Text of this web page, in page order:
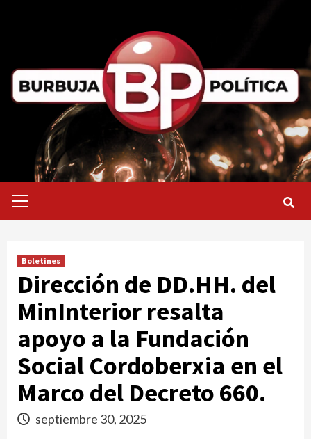
primario
Boletines
Dirección de DD.HH. del
MinInterior resalta
apoyo a la Fundación
Social Cordoberxia en el
Marco del Decreto 660.
septiembre 30, 2025